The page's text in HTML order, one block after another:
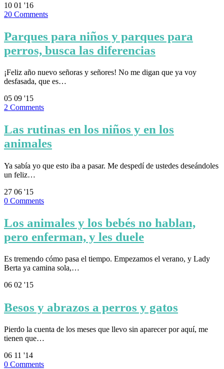
10 01 '16
20 Comments
Parques para niños y parques para
perros, busca las diferencias
¡Feliz año nuevo señoras y señores! No me digan que ya voy
desfasada, que es…
05 09 '15
2 Comments
Las rutinas en los niños y en los
animales
Ya sabía yo que esto iba a pasar. Me despedí de ustedes deseándoles
un feliz…
27 06 '15
0 Comments
Los animales y los bebés no hablan,
pero enferman, y les duele
Es tremendo cómo pasa el tiempo. Empezamos el verano, y Lady
Berta ya camina sola,…
06 02 '15
Besos y abrazos a perros y gatos
Pierdo la cuenta de los meses que llevo sin aparecer por aquí, me
tienen que…
06 11 '14
0 Comments